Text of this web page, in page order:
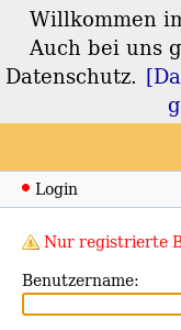
Login
Nur registrierte
Benutzername:
Willkommen
Auch bei uns
Datenschutz.